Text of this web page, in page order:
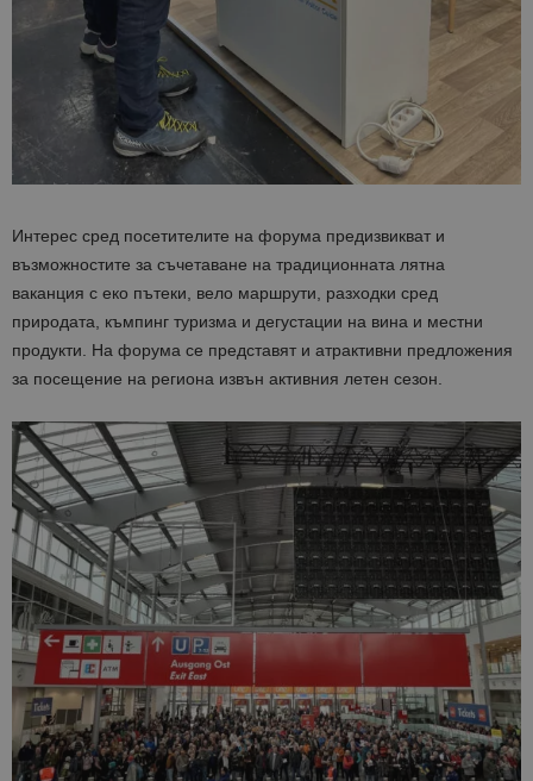
Интерес сред посетителите на форума предизвикват и
възможностите за съчетаване на традиционната лятна
ваканция с еко пътеки, вело маршрути, разходки сред
природата, къмпинг туризма и дегустации на вина и местни
продукти. На форума се представят и атрактивни предложения
за посещение на региона извън активния летен сезон.